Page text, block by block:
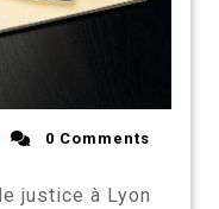
0 Comments
justice à Lyon